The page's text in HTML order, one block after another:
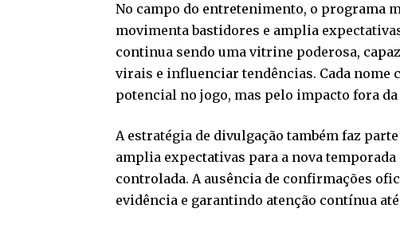
No campo do entretenimento, o programa
movimenta bastidores e amplia
continua sendo uma vitrine poderosa,
virais e influenciar tendências. Cada nome
potencial no jogo, mas pelo impacto fora da
A estratégia de divulgação também faz
amplia expectativas para a nova
controlada. A ausência de confirmações
evidência e garantindo atenção contínua